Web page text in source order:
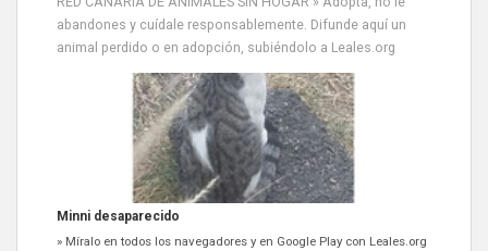
abandones y cuídale responsablemente. Difunde aquí un
animal perdido o en adopción, subiéndolo a Leales.org
Minni desaparecido
» Míralo en todos los navegadores y en Google Play con Leales.org